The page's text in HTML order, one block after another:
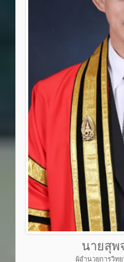
นายสุพ
ผู้อำนวยการวิท